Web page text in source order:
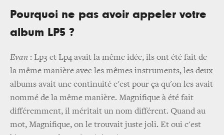
Pourquoi ne pas avoir appeler votre
album LP5 ?
Evan : Lp3 et Lp4 avait la même idée, ils ont été fait de
la même manière avec les mêmes instruments, les deux
albums avait une continuité c'est pour ça qu'on les avait
nommé de la même manière. Magnifique à été fait
différemment, il méritait un nom différent. Quand au
mot, Magnifique, on le trouvait juste joli. Et oui c'est